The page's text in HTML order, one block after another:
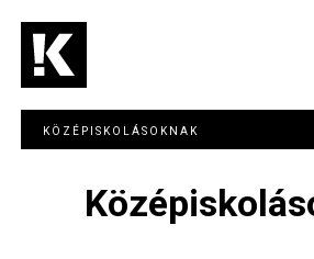
tartalomra
KÖZÉPISKOLÁSOKNAK